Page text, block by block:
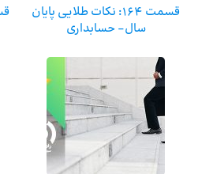
قسمت ۱۶۴: نکات طلایی پایان
سال- حسابداری